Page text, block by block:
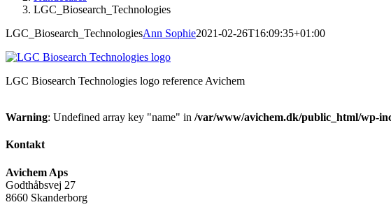
LGC_Biosearch_Technologies
LGC_Biosearch_TechnologiesAnn Sophie2021-02-26T16:09:35+01:00
LGC Biosearch Technologies logo reference Avichem
Warning: Undefined array key "name" in /var/www/avichem.dk/public_html/wp-
Kontakt
Avichem Aps
Godthåbsvej 27
8660 Skanderborg